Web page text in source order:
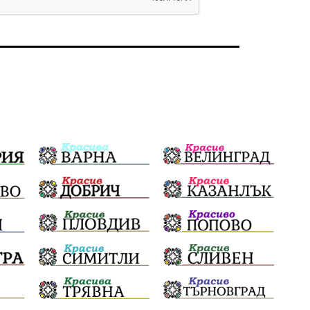
система еврозона
родолюбци история с.Неофит Рилски
правителство народ
подкрепа ВМЗ Варна
среща решения